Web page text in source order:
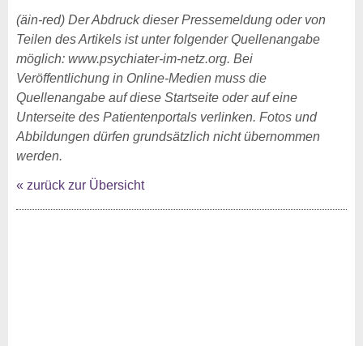
(äin-red) Der Abdruck dieser Pressemeldung oder von
Teilen des Artikels ist unter folgender Quellenangabe
möglich: www.psychiater-im-netz.org. Bei
Veröffentlichung in Online-Medien muss die
Quellenangabe auf diese Startseite oder auf eine
Unterseite des Patientenportals verlinken. Fotos und
Abbildungen dürfen grundsätzlich nicht übernommen
werden.
« zurück zur Übersicht